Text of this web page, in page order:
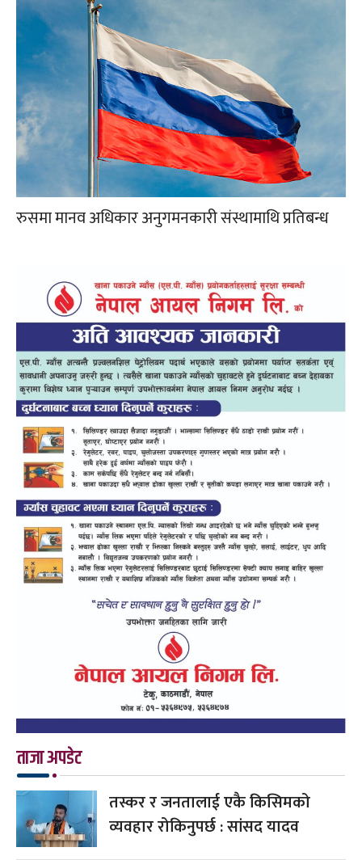
रुसमा मानव अधिकार अनुगमनकारी संस्थामाथि प्रतिबन्ध
ताजा अपडेट
तस्कर र जनतालाई एकै किसिमको
व्यवहार रोकिनुपर्छ : सांसद यादव